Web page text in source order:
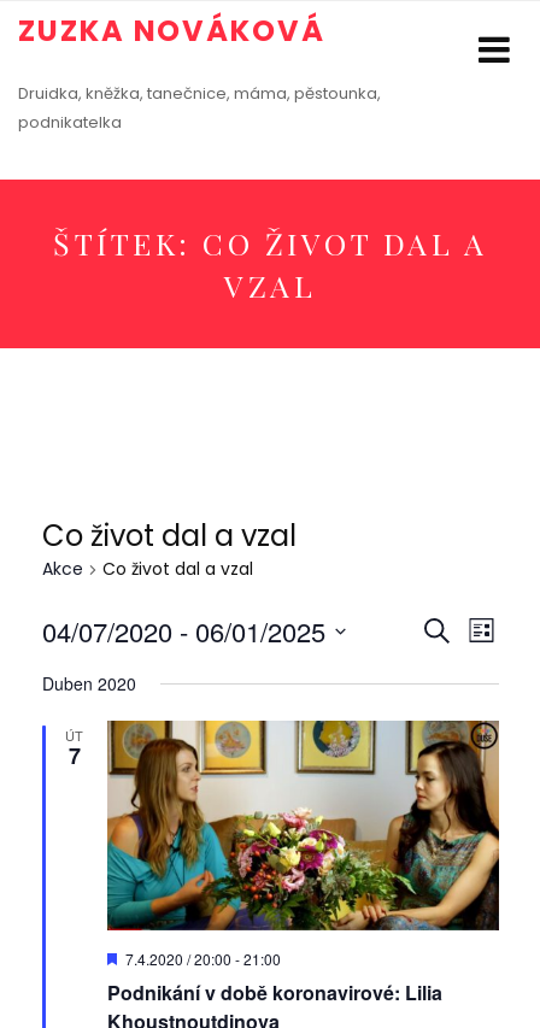
ZUZKA NOVÁKOVÁ
Druidka, kněžka, tanečnice, máma, pěstounka,
podnikatelka
ŠTÍTEK: CO ŽIVOT DAL A
VZAL
Co život dal a vzal
Akce Co život dal a vzal
N
i
g
a
c
e
p
o
H
E
D
A
T
N
v
i
g
a
c
e
p
r
o
S
N
A
M
04/07/2020 - 06/01/2025
y
b
Duben 2020
ÚT
7
D
p
o
7.4.2020 / 20:00 -21:00
Podnikání v době koronavirové: Lilia
Khoustnoutdinova